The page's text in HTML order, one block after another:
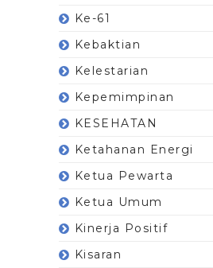
Ke-61
Kebaktian
Kelestarian
Kepemimpinan
KESEHATAN
Ketahanan Energi
Ketua Pewarta
Ketua Umum
Kinerja Positif
Kisaran